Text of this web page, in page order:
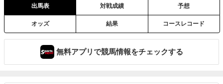
出馬表 対戦成績 予想
オッズ 結果 コースレコード
無料アプリで競馬情報をチェックする